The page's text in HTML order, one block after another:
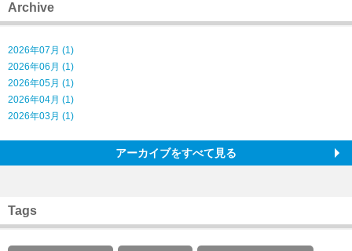
Archive
2026年07月 (1)
2026年06月 (1)
2026年05月 (1)
2026年04月 (1)
2026年03月 (1)
アーカイブをすべて見る
Tags